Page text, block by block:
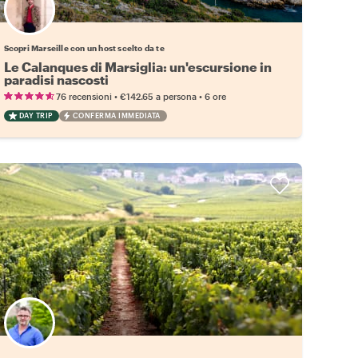
Scegli il tuo local preferito
Scopri Marseille con un host scelto da te
Le Calanques di Marsiglia: un'escursione in
paradisi nascosti
76 recensioni• €142.65 a persona• 6 ore
DAY TRIP CONFERMA IMMEDIATA